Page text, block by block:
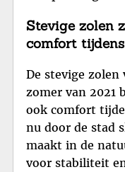
Stevige zolen
comfort
De stevige zolen
zomer van 2021
ook comfort
nu door de stad
maakt in de
voor stabiliteit